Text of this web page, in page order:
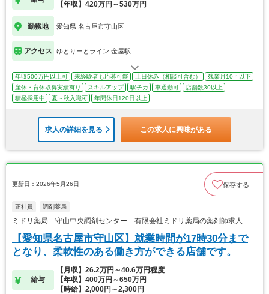
【年収】420万円～530万円
勤務地 愛知県 名古屋市守山区
アクセス ゆとりーとライン 金屋駅
年収500万円以上可 未経験者も応募可能 土日休み（相談可含む）
残業月10ｈ以下
産休・育休取得実績有り
スキルアップ 駅チカ 車通勤可
店舗数30以上
積極採用中
夏～秋入職可 年間休日120日以上
求人の詳細を見る この求人に興味がある
更新日：2026年5月26日 保存する
正社員 調剤薬局
ミドリ薬局 守山中央調剤センター 有限会社ミドリ薬局の薬剤師求人
【愛知県名古屋市守山区】就業時間が17時30分まで
となり、柔軟性のある働き方ができる店舗です。
給与
【月収】26.2万円～40.6万円程度
【年収】400万円～650万円
【時給】2,000円～2,300円